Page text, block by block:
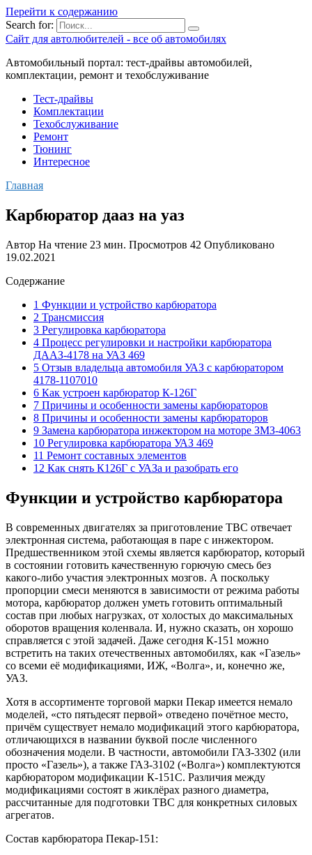
Перейти к содержанию
Search for:
Сайт для автолюбителей - все об автомобилях
Автомобильный портал: тест-драйвы автомобилей,
комплектации, ремонт и техобслуживание
Тест-драйвы
Комплектации
Техобслуживание
Ремонт
Тюнинг
Интересное
Главная
Карбюратор дааз на уаз
Автор На чтение 23 мин. Просмотров 42 Опубликовано
19.02.2021
Содержание
1 Функции и устройство карбюратора
2 Трансмиссия
3 Регулировка карбюратора
4 Процесс регулировки и настройки карбюратора
ДААЗ-4178 на УАЗ 469
5 Отзыв владельца автомобиля УАЗ с карбюратором
4178-1107010
6 Как устроен карбюратор К-126Г
7 Причины и особенности замены карбюраторов
8 Причины и особенности замены карбюраторов
9 Замена карбюратора инжектором на моторе ЗМЗ-4063
10 Регулировка карбюратора УАЗ 469
11 Ремонт составных элементов
12 Как снять К126Г с УАЗа и разобрать его
Функции и устройство карбюратора
В современных двигателях за приготовление ТВС отвечает
электронная система, работающая в паре с инжектором.
Предшественником этой схемы является карбюратор, который
в состоянии готовить качественную горючую смесь без
какого-либо участия электронных мозгов. А поскольку
пропорции смеси меняются в зависимости от режима работы
мотора, карбюратор должен уметь готовить оптимальный
состав при любых нагрузках, от холостых до максимальных
оборотов вращения коленвала. И, нужно сказать, он хорошо
справляется с этой задачей. Даже сегодня К-151 можно
встретить на таких отечественных автомобилях, как «Газель»
со всеми её модификациями, ИЖ, «Волга», и, конечно же,
УАЗ.
Хотя в ассортименте торговой марки Пекар имеется немало
моделей, «сто пятьдесят первой» отведено почётное место,
причём существует немало модификаций этого карбюратора,
отличающихся в названии буквой после численного
обозначения модели. В частности, автомобили ГАЗ-3302 (или
просто «Газель»), а также ГАЗ-3102 («Волга») комплектуются
карбюратором модификации К-151С. Различия между
модификациями состоят в жиклёрах разного диаметра,
рассчитанные для подготовки ТВС для конкретных силовых
агрегатов.
Состав карбюратора Пекар-151: